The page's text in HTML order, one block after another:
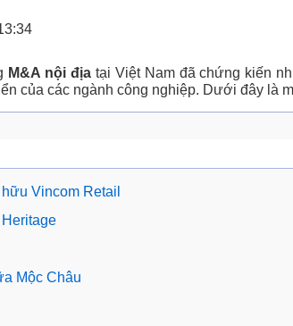
M&A nội địatại Việt Nam đã chứng kiến
của các ngành công nghiệp. Dưới đây là
Vincom Retail
Mộc Châu